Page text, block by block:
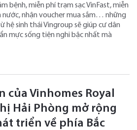
bệnh, miễn phí trạm sạc VinFast, miễn
nước, nhận voucher mua sắm… những
hệ sinh thái Vingroup sẽ giúp cư dân
mực sống tiện nghi bậc nhất mà
của Vinhomes Royal
Hải Phòng mở rộng
triển về phía Bắc